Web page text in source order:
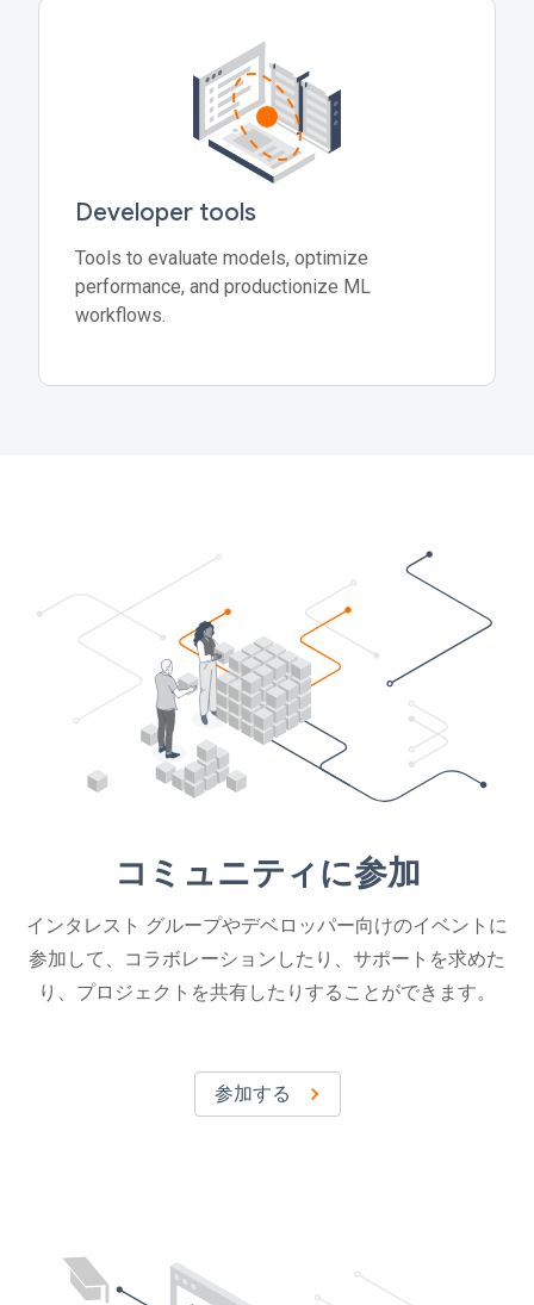
Developer tools
Tools to evaluate models, optimize
performance, and productionize ML
workflows.
コミュニティに参加
インタレスト グループやデベロッパー向けのイベントに
参加して、コラボレーションしたり、サポートを求めた
り、プロジェクトを共有したりすることができます。
参加する